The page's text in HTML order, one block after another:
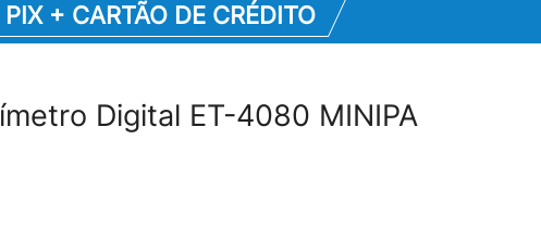
PIX + CARTÃO DE CRÉDITO
Digital ET-4080 MINIPA